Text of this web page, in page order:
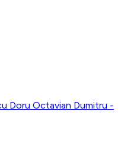
Doru Octavian Dumitru -